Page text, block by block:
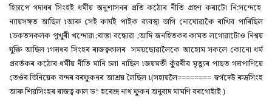
হিচাপে গদাধৰ সিংহই ধৰ্মীয় অনুশাসনৰ প্ৰতি কঠোৰ নীতি গ্ৰহণ কৰাটো নি:সন্দেহে
ন্যায়সঙ্গত আছিল ৷আৰু সেই কাৰ্যই পাইক ব্যবস্থা ভাগি নোযোৱাকৈ ৰাখিব পাৰিছিল
৷ভকতসকলক পুখুৰী খন্দোৱা ;ৰাস্তা বন্ধোৱা ;আদি জনহিতকৰ কামত লগোৱাটোও নিশ্বয়
যুক্তি আছিল ৷গদাধৰ সিংহৰ ৰাজত্বকালৰ সময়ছোৱালৈকে আহোম সকলে কোনো ধৰ্ম
প্ৰবৰ্তকৰ কঠোৰ ধৰ্মীয় নীতি মানি চলা নাছিল ৷জয়মতী কুঁৱৰীৰ মৃত্যুৰ পাছত গদাপাণিয়ে
তেওঁৰ ভিনিয়েক বন্দৰ বৰফুকনৰ আশ্ৰয় লৈছিল ৷(সহায়লৈ======== স্বৰ্গদেউ ৰুদ্ৰসিংহ
আৰু শিৱসিংহৰ ৰাজত্ব কাল ড° হৰেন্দ্ৰ নাথ ফুকন অনুবাদ মামণি বৰগোহাঁই )